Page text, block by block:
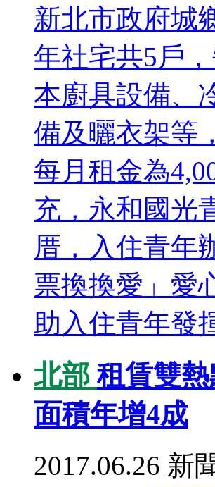
新北市政府城
年社宅共5戶
本廚具設備、
備及曬衣架等
每月租金為
充，永和國光
厝，入住青年
票換換愛」愛
助入住青年發
北部租賃雙
面積年增4成
2017.06.26 新